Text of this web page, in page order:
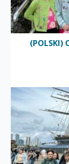
(POLSKI)